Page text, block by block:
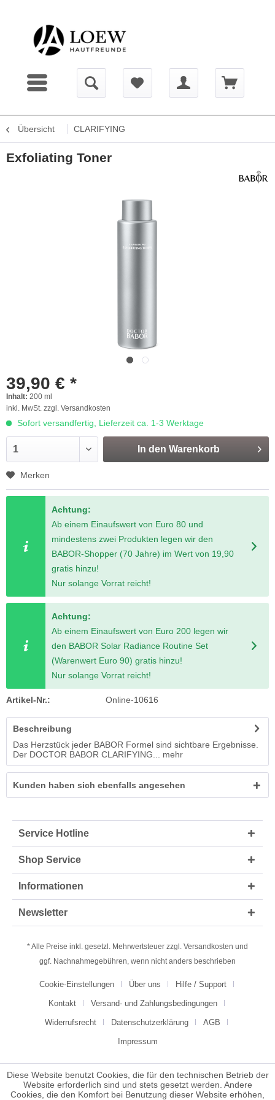
Übersicht CLARIFYING
Exfoliating Toner
39,90 € *
Inhalt: 200 ml
inkl. MwSt. zzgl. Versandkosten
Sofort versandfertig, Lieferzeit ca. 1-3 Werktage
In den Warenkorb
Merken
Achtung:
Ab einem Einaufswert von Euro 80 und
mindestens zwei Produkten legen wir den
BABOR-Shopper (70 Jahre) im Wert von 19,90
gratis hinzu!
Nur solange Vorrat reicht!
Achtung:
Ab einem Einaufswert von Euro 200 legen wir
den BABOR Solar Radiance Routine Set
(Warenwert Euro 90) gratis hinzu!
Nur solange Vorrat reicht!
Artikel-Nr.: Online-10616
Beschreibung
Das Herzstück jeder BABOR Formel sind sichtbare Ergebnisse.
Der DOCTOR BABOR CLARIFYING...
mehr
Kunden haben sich ebenfalls angesehen
Service Hotline
Shop Service
Informationen
Newsletter
* Alle Preise inkl. gesetzl. Mehrwertsteuer zzgl. Versandkosten und
ggf. Nachnahmegebühren, wenn nicht anders beschrieben
Cookie-Einstellungen Über uns Hilfe / Support
Kontakt Versand- und Zahlungsbedingungen
Widerrufsrecht Datenschutzerklärung AGB
Impressum
Diese Website benutzt Cookies, die für den technischen Betrieb der
Website erforderlich sind und stets gesetzt werden. Andere
Cookies, die den Komfort bei Benutzung dieser Website erhöhen,